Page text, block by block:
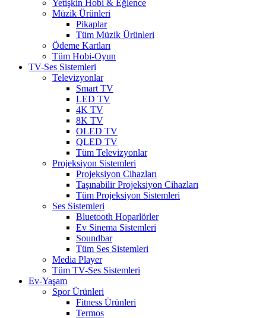
Yetişkin Hobi & Eğlence
Müzik Ürünleri
Pikaplar
Tüm Müzik Ürünleri
Ödeme Kartları
Tüm Hobi-Oyun
TV-Ses Sistemleri
Televizyonlar
Smart TV
LED TV
4K TV
8K TV
OLED TV
QLED TV
Tüm Televizyonlar
Projeksiyon Sistemleri
Projeksiyon Cihazları
Taşınabilir Projeksiyon Cihazları
Tüm Projeksiyon Sistemleri
Ses Sistemleri
Bluetooth Hoparlörler
Ev Sinema Sistemleri
Soundbar
Tüm Ses Sistemleri
Media Player
Tüm TV-Ses Sistemleri
Ev-Yaşam
Spor Ürünleri
Fitness Ürünleri
Termos